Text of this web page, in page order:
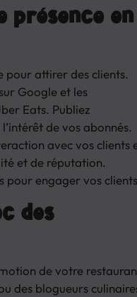
présence en
pour attirer des clients.
Google et les
Eats. Publiez
de vos abonnés.
avec vos clients
et de réputation.
pour engager vos
des
de votre
des blogueurs